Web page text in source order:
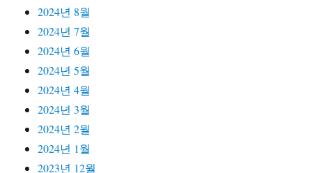
2024년 8월
2024년 7월
2024년 6월
2024년 5월
2024년 4월
2024년 3월
2024년 2월
2024년 1월
2023년 12월